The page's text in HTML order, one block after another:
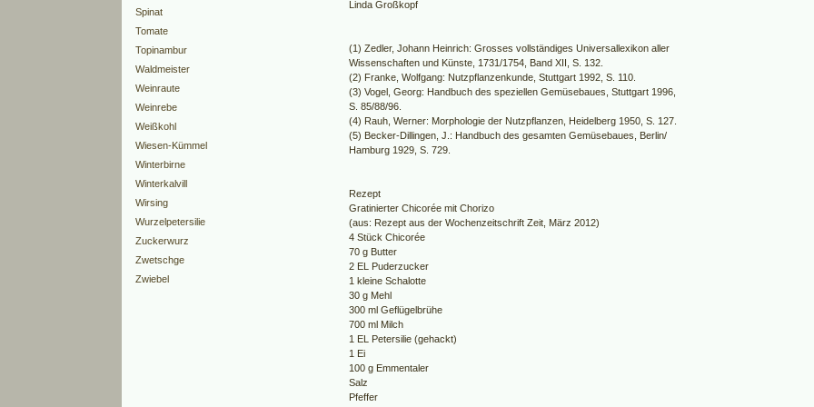
Spinat
Tomate
Topinambur
Waldmeister
Weinraute
Weinrebe
Weißkohl
Wiesen-Kümmel
Winterbirne
Winterkalvill
Wirsing
Wurzelpetersilie
Zuckerwurz
Zwetschge
Zwiebel
Linda Großkopf
(1) Zedler, Johann Heinrich: Grosses vollständiges Universallexikon aller
Wissenschaften und Künste, 1731/1754, Band XII, S. 132.
(2) Franke, Wolfgang: Nutzpflanzenkunde, Stuttgart 1992, S. 110.
(3) Vogel, Georg: Handbuch des speziellen Gemüsebaues, Stuttgart 1996,
S. 85/88/96.
(4) Rauh, Werner: Morphologie der Nutzpflanzen, Heidelberg 1950, S. 127.
(5) Becker-Dillingen, J.: Handbuch des gesamten Gemüsebaues, Berlin/
Hamburg 1929, S. 729.
Rezept
Gratinierter Chicorée mit Chorizo
(aus: Rezept aus der Wochenzeitschrift Zeit, März 2012)
4 Stück Chicorée
70 g Butter
2 EL Puderzucker
1 kleine Schalotte
30 g Mehl
300 ml Geflügelbrühe
700 ml Milch
1 EL Petersilie (gehackt)
1 Ei
100 g Emmentaler
Salz
Pfeffer